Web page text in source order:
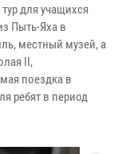
для учащихся
Пыть-Яха в
местный музей, а
II,
поездка в
ребят в период